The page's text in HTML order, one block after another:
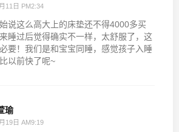
11日 PM2:34
说这么高大上的床垫还不得4000多买
睡过后觉得确实不一样，太舒服了，这
要！我们是和宝宝同睡，感觉孩子入睡
以前快了呢~
瑜
19日 AM9:19